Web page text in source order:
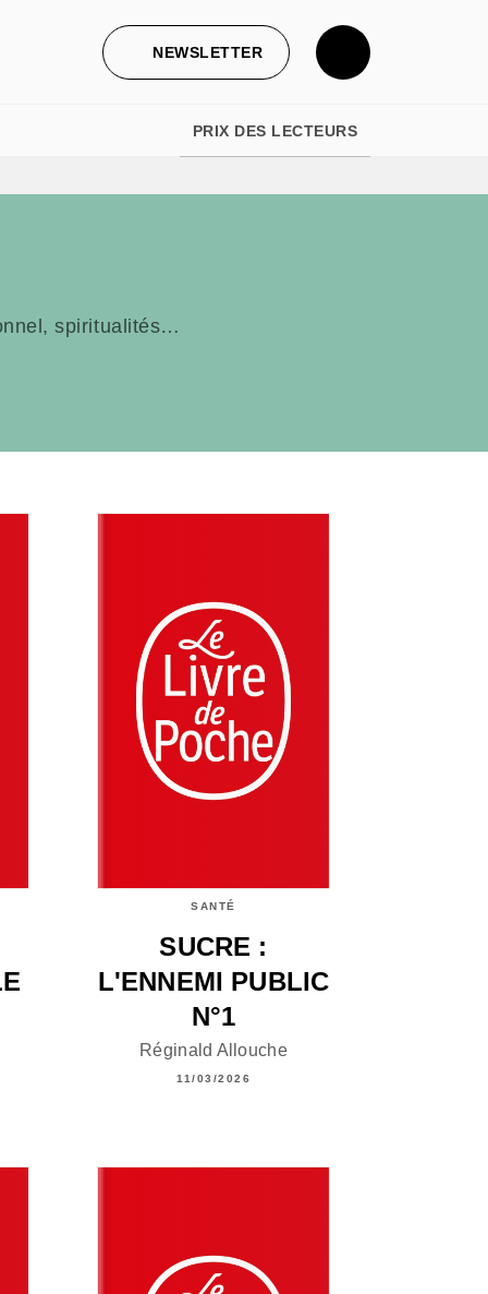
NEWSLETTER
PRIX DES LECTEURS
spiritualités…
SANTÉ
SUCRE :
L'ENNEMI PUBLIC
N°1
Réginald Allouche
11/03/2026